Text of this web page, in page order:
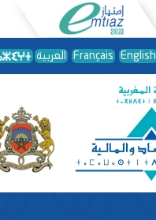
العربية Français English